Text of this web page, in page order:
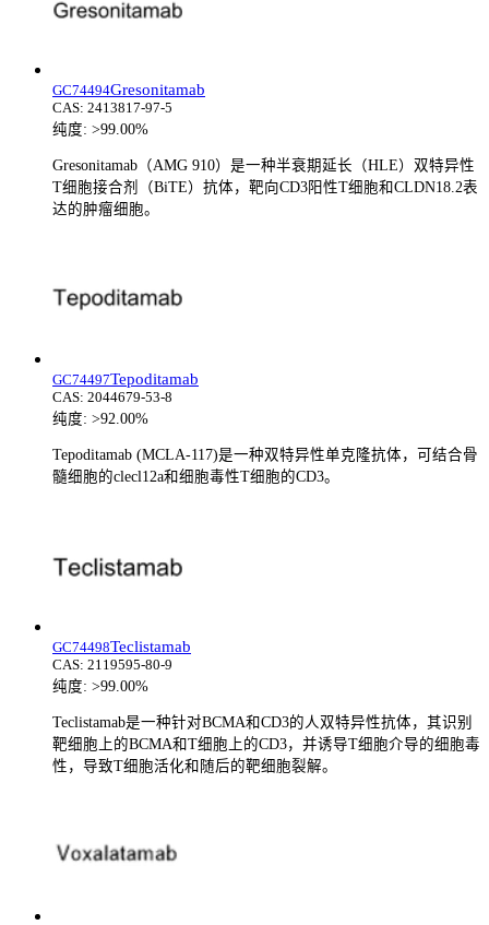
GC74494Gresonitamab
CAS: 2413817-97-5
纯度: >99.00%
Gresonitamab（AMG 910）是一种半衰期延长（HLE）双特异性
T细胞接合剂（BiTE）抗体，靶向CD3阳性T细胞和CLDN18.2表
达的肿瘤细胞。
GC74497Tepoditamab
CAS: 2044679-53-8
纯度: >92.00%
Tepoditamab (MCLA-117)是一种双特异性单克隆抗体，可结合骨
髓细胞的clecl12a和细胞毒性T细胞的CD3。
GC74498Teclistamab
CAS: 2119595-80-9
纯度: >99.00%
Teclistamab是一种针对BCMA和CD3的人双特异性抗体，其识别
靶细胞上的BCMA和T细胞上的CD3，并诱导T细胞介导的细胞毒
性，导致T细胞活化和随后的靶细胞裂解。